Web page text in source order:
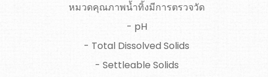
หมวดคุณภาพน้ำทิ้งมีการตรวจวัด
- pH
- Total Dissolved Solids
- Settleable Solids